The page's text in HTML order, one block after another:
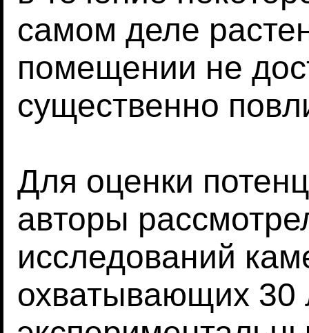
самом деле
помещении не
существенно
Для оценки
авторы
исследований
охватывающих 30